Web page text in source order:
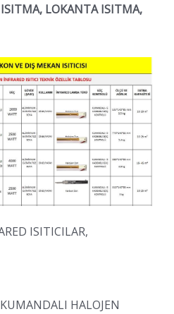
LOKANTA ISITMA,
ISITICILAR,
HALOJEN